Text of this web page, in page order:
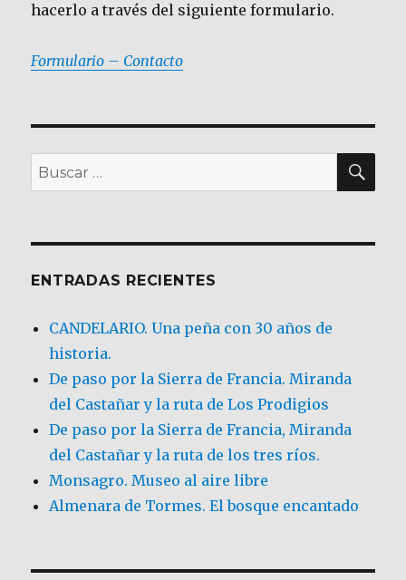
hacerlo a través del siguiente formulario.
Formulario – Contacto
Buscar
por:
ENTRADAS RECIENTES
CANDELARIO. Una peña con 30 años de
historia.
De paso por la Sierra de Francia. Miranda
del Castañar y la ruta de Los Prodigios
De paso por la Sierra de Francia, Miranda
del Castañar y la ruta de los tres ríos.
Monsagro. Museo al aire libre
Almenara de Tormes. El bosque encantado